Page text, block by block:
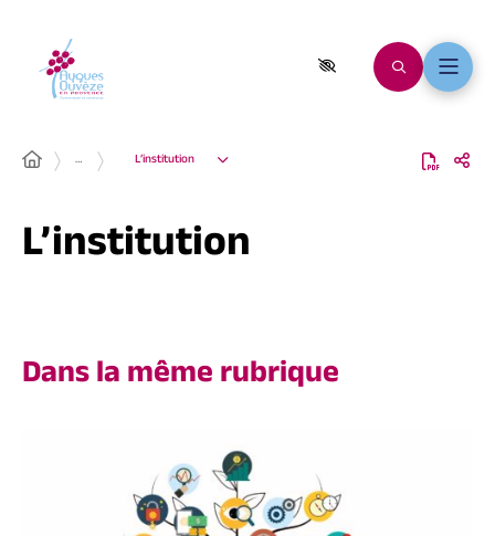
… L’institution
L’institution
Dans la même rubrique